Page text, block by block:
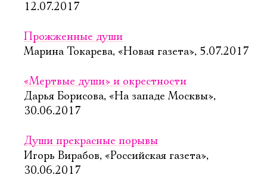
12.07.2017
Прожженные души
Марина Токарева, «Новая газета», 5.07.2017
«Мертвые души» и окрестности
Дарья Борисова, «На западе Москвы»,
30.06.2017
Души прекрасные порывы
Игорь Вирабов, «Российская газета»,
30.06.2017